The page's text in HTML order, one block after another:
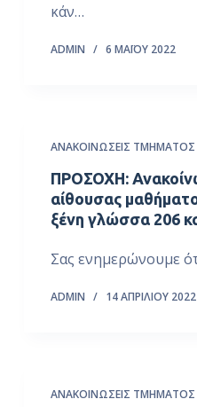
κάν…
ADMIN 6 ΜΑΪ́ΟΥ 2022
ΑΝΑΚΟΙΝΏΣΕΙΣ ΤΜΉΜΑΤΟΣ
ΠΡΟΣΟΧΗ:
αίθουσας
ξένη γλώσσα 206
Σας ενημερώνουμε
ADMIN 14 ΑΠΡΙΛΊΟΥ 2022
ΑΝΑΚΟΙΝΏΣΕΙΣ ΤΜΉΜΑΤΟΣ